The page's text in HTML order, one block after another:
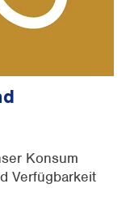
Konsum
Verfügbarkeit